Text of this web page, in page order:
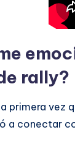
rally?
primera vez
a conectar